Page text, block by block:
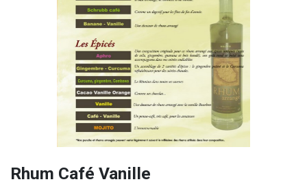
Rhum Café Vanille